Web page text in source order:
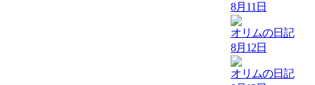
8月11日
オリムの日記
8月12日
オリムの日記